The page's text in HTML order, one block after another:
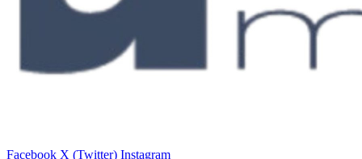
Facebook X (Twitter) Instagram